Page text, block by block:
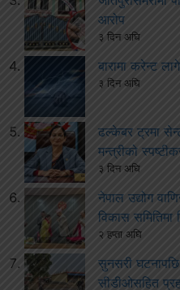
आरोप
३ दिन अघि
बारामा करेन्ट
३ दिन अघि
ढल्केबर ट्रमा
मन्त्रीको
३ दिन अघि
नेपाल उद्योग
विकास
२ हप्ता अघि
सुनसरी
सीडीओसहित